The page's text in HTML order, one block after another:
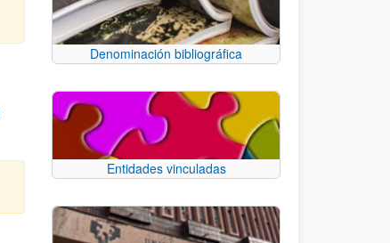
Denominación bibliográfica
Entidades vinculadas